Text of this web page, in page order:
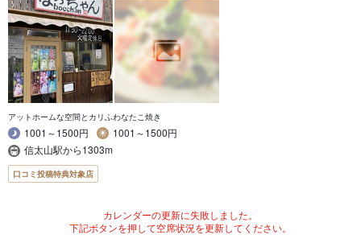
アットホームな空間とカリふわなたこ焼き
1001～1500円
1001～1500円
信太山駅から1303m
口コミ投稿特典対象店
カレンダーの更新に失敗しました。
下記ボタンを押して空席状況を更新してください。